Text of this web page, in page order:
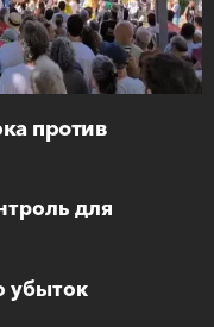
против
для
убыток